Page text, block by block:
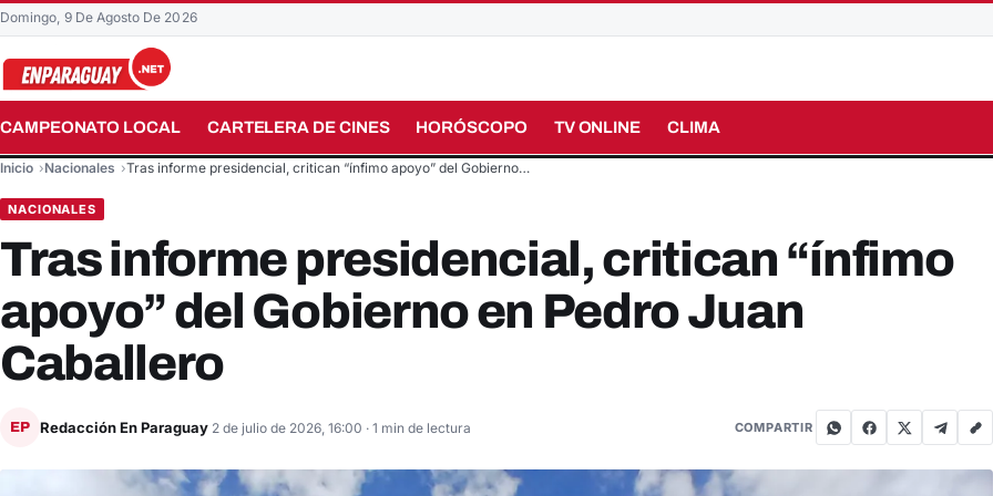
Domingo, 9 De Agosto De 2026
CAMPEONATO LOCAL CARTELERA DE CINES HORÓSCOPO TV ONLINE CLIMA
Buscar en el sitio
Inicio Nacionales Tras informe presidencial, critican “ínfimo apoyo” del Gobierno…
NACIONALES
Tras informe presidencial, critican “ínfimo
apoyo” del Gobierno en Pedro Juan
Caballero
EP Redacción En Paraguay 2 de julio de 2026, 16:00 · 1 min de lectura COMPARTIR